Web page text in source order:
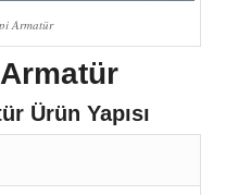
Armatür
Ürün Yapısı